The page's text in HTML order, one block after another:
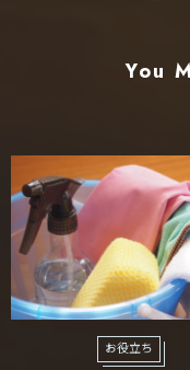
You
お役立ち